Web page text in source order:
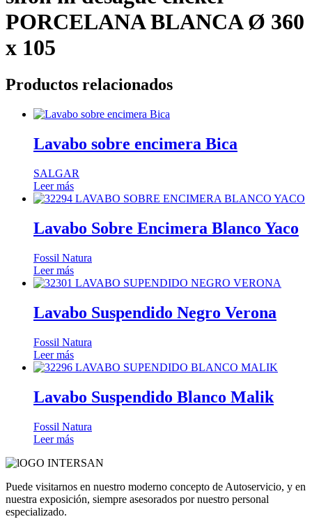
PORCELANA BLANCA Ø 360
x 105
Productos relacionados
Lavabo sobre encimera Bica
SALGAR
Leer más
Lavabo Sobre Encimera Blanco Yaco
Fossil Natura
Leer más
Lavabo Suspendido Negro Verona
Fossil Natura
Leer más
Lavabo Suspendido Blanco Malik
Fossil Natura
Leer más
Puede visitarnos en nuestro moderno concepto de Autoservicio, y en
nuestra exposición, siempre asesorados por nuestro personal
especializado.